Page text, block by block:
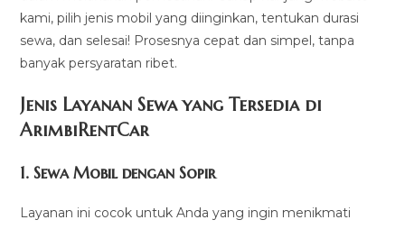
kami, pilih jenis mobil yang diinginkan, tentukan durasi
sewa, dan selesai! Prosesnya cepat dan simpel, tanpa
banyak persyaratan ribet.
Jenis Layanan Sewa yang Tersedia di
ArimbiRentCar
1.Sewa Mobil dengan Sopir
Layanan ini cocok untuk Anda yang ingin menikmati